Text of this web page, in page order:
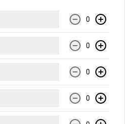
Cuatro unidades con queso azul
fundido, pasta de ajo, rúcula y
reducción de aceto balsámico.
$12.000
Bruschetta Di Capra
0
0
0
0